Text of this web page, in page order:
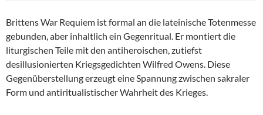
Brittens War Requiem ist formal an die lateinische Totenmesse
gebunden, aber inhaltlich ein Gegenritual. Er montiert die
liturgischen Teile mit den antiheroischen, zutiefst
desillusionierten Kriegsgedichten Wilfred Owens. Diese
Gegenüberstellung erzeugt eine Spannung zwischen sakraler
Form und antiritualistischer Wahrheit des Krieges.